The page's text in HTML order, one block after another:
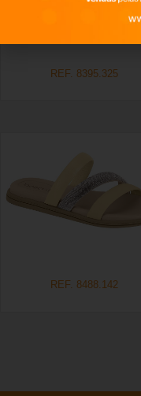
REF. 8395.325
REF. 8488.142